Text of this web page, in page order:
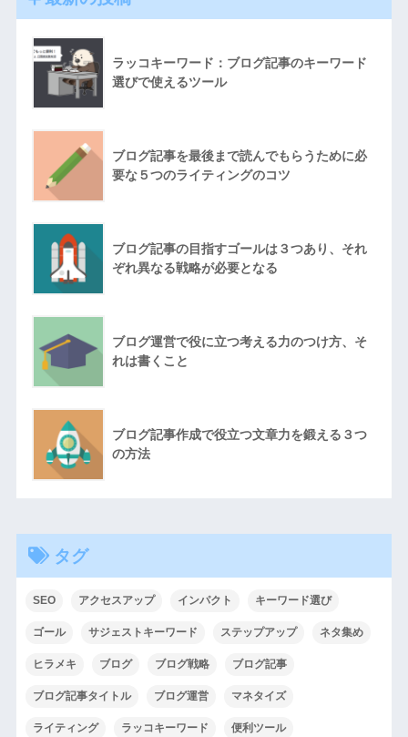
ラッコキーワード：ブログ記事のキーワード
選びで使えるツール
ブログ記事を最後まで読んでもらうために必
要な５つのライティングのコツ
ブログ記事の目指すゴールは３つあり、それ
ぞれ異なる戦略が必要となる
ブログ運営で役に立つ考える力のつけ方、そ
れは書くこと
ブログ記事作成で役立つ文章力を鍛える３つ
の方法
タグ
SEO アクセスアップ インパクト キーワード選び
ゴール サジェストキーワード ステップアップ ネタ集め
ヒラメキ ブログ ブログ戦略 ブログ記事
ブログ記事タイトル ブログ運営 マネタイズ
ライティング ラッコキーワード 便利ツール